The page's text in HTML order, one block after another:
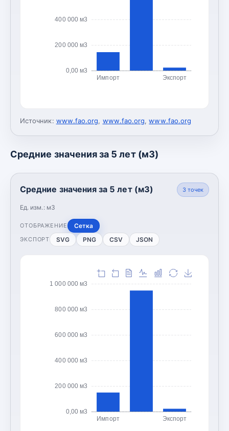
0,00 м3
200 000 м3
400 000 м3
Импорт Экспорт
Источник: www.fao.org, www.fao.org,www.fao.org
Средние значения за 5 лет (м3)
Средние значения за 5 лет (м3)
Ед. изм.: м3
3точек
ОТОБРАЖЕНИЕ Сетка
ЭКСПОРТ SVG PNG CSV JSON
0,00 м3
200 000 м3
400 000 м3
600 000 м3
800 000 м3
1 000 000 м3
Импорт Экспорт